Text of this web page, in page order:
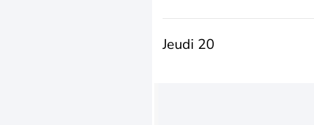
Jeudi 20